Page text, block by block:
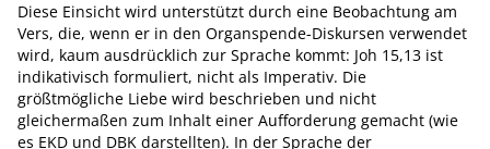
Diese Einsicht wird unterstützt durch eine Beobachtung am
Vers, die, wenn er in den Organspende-Diskursen verwendet
wird, kaum ausdrücklich zur Sprache kommt: Joh 15,13 ist
indikativisch formuliert, nicht als Imperativ. Die
größtmögliche Liebe wird beschrieben und nicht
gleichermaßen zum Inhalt einer Aufforderung gemacht (wie
es EKD und DBK darstellten). In der Sprache der